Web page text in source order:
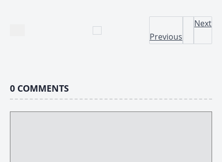
Previous
Next
0 COMMENTS